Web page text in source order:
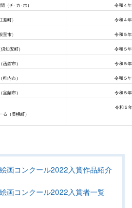
（チ･カ･ホ） 令和
差町） 令和４
室市） 令和５
知安町） 令和５
函館市） 令和５
稚内市） 令和５
室蘭市） 令和５
（美幌町）
令和
画コンクール2022入賞作品紹介
画コンクール2022入賞者一覧